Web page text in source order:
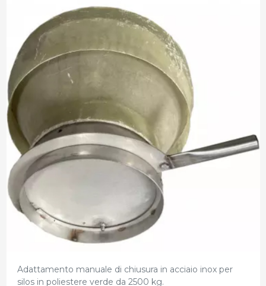
Adattamento manuale di chiusura in acciaio inox per
silos in poliestere verde da 2500 kg.